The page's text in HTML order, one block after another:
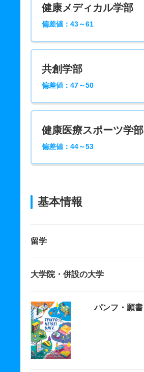
健康メディカル学部
偏差値：43～61
共創学部
偏差値：47～50
健康医療スポーツ学部
偏差値：44～53
基本情報
留学
大学院・併設の大学
パンフ・願書